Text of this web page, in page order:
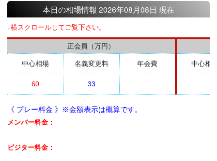
本日の相場情報 2026年08月08日 現在
↓横スクロールしてご覧下さい。
正会員（万円）
中心相場 名義変更料 年会費 中心相
60 33
《 プレー料金 》※金額表示は概算です。
メンバー料金：
ビジター料金：